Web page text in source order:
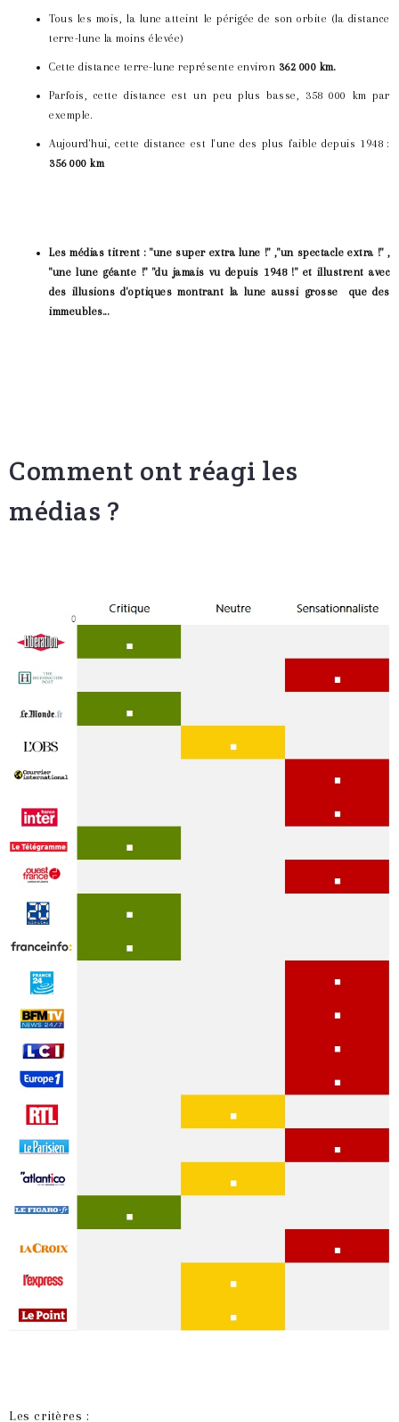
Tous les mois, la lune atteint le périgée de son orbite (la distance
terre-lune la moins élevée)
Cette distance terre-lune représente environ 362 000 km.
Parfois, cette distance est un peu plus basse, 358 000 km par
exemple.
Aujourd'hui, cette distance est l'une des plus faible depuis 1948 :
356 000 km
Les médias titrent : "une super extra lune !" ,"un spectacle extra !" ,
"une lune géante !" "du jamais vu depuis 1948 !" et illustrent avec
des illusions d'optiques montrant la lune aussi grosse que des
immeubles...
Comment ont réagi les
médias ?
Les critères :